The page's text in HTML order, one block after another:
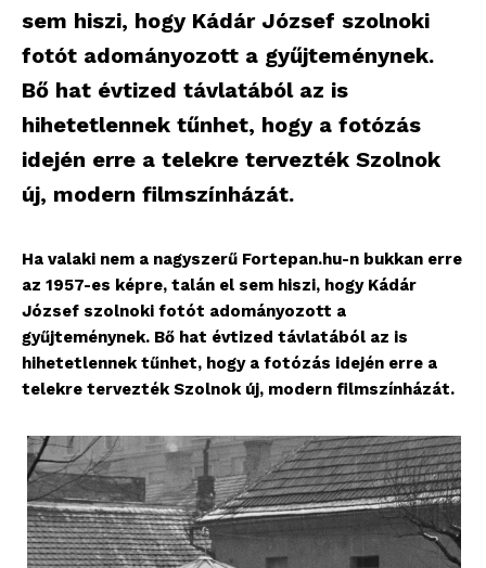
sem hiszi, hogy Kádár József szolnoki
fotót adományozott a gyűjteménynek.
Bő hat évtized távlatából az is
hihetetlennek tűnhet, hogy a fotózás
idején erre a telekre tervezték Szolnok
új, modern filmszínházát.
Ha valaki nem a nagyszerű Fortepan.hu-n bukkan erre
az 1957-es képre, talán el sem hiszi, hogy Kádár
József szolnoki fotót adományozott a
gyűjteménynek. Bő hat évtized távlatából az is
hihetetlennek tűnhet, hogy a fotózás idején erre a
telekre tervezték Szolnok új, modern filmszínházát.